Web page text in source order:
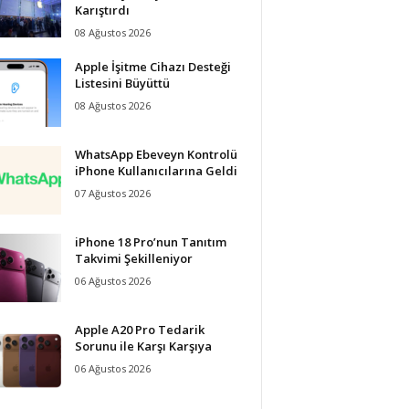
Karıştırdı
08 Ağustos 2026
Apple İşitme Cihazı Desteği
Listesini Büyüttü
08 Ağustos 2026
WhatsApp Ebeveyn Kontrolü
iPhone Kullanıcılarına Geldi
07 Ağustos 2026
iPhone 18 Pro’nun Tanıtım
Takvimi Şekilleniyor
06 Ağustos 2026
Apple A20 Pro Tedarik
Sorunu ile Karşı Karşıya
06 Ağustos 2026